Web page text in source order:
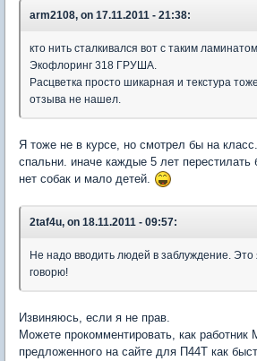
arm2108, on 17.11.2011 - 21:38:
кто нить сталкивался вот с таким
Экофлоринг 318 ГРУША.
Расцветка просто шикарная и текстура
отзыва не нашел.
Я тоже не в курсе, но смотрел бы на
спальни. иначе каждые 5 лет перестилать
нет собак и мало детей.
2taf4u, on 18.11.2011 - 09:57:
Не надо вводить людей в заблуждение.
говорю!
Извиняюсь, если я не прав.
Можете прокомментировать, как
предложенного на сайте для П44Т как